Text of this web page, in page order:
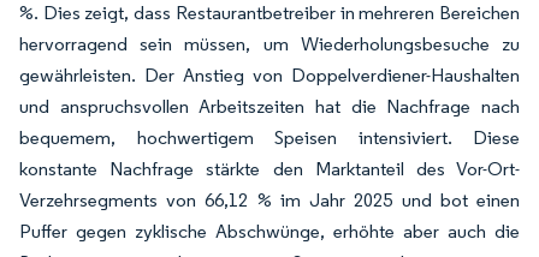
%. Dies zeigt, dass Restaurantbetreiber in mehreren Bereichen
hervorragend sein müssen, um Wiederholungsbesuche zu
gewährleisten. Der Anstieg von Doppelverdiener-Haushalten
und anspruchsvollen Arbeitszeiten hat die Nachfrage nach
bequemem, hochwertigem Speisen intensiviert. Diese
konstante Nachfrage stärkte den Marktanteil des Vor-Ort-
Verzehrsegments von 66,12 % im Jahr 2025 und bot einen
Puffer gegen zyklische Abschwünge, erhöhte aber auch die